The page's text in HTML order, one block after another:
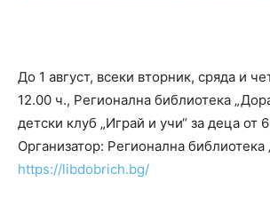
До 1 август, всеки вторник, сряда и
12.00 ч., Регионална библиотека
детски клуб „Играй и учи“ за деца от
Организатор: Регионална библиотека
https://libdobrich.bg/